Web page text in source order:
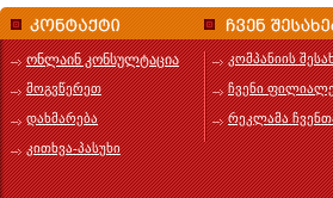
ონლაინ კონსულტაცია
მოგვწერეთ
დახმარება
კითხვა-პასუხი
კომპანიის
ჩვენი
რეკლამა